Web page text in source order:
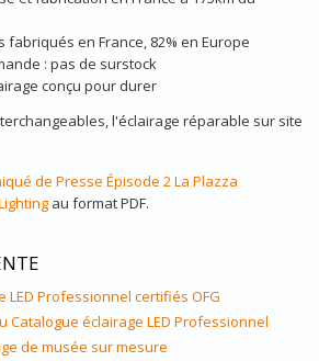
fabriqués en France, 82% en Europe
: pas de surstock
conçu pour durer
l'éclairage réparable sur site
de Presse Épisode 2 La Plazza
au format PDF.
LED Professionnel certifiés OFG
Catalogue éclairage LED Professionnel
de musée sur mesure